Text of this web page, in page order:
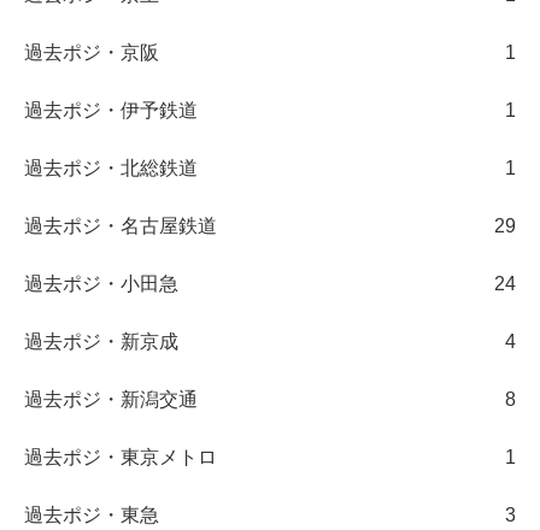
過去ポジ・京阪 1
過去ポジ・伊予鉄道 1
過去ポジ・北総鉄道 1
過去ポジ・名古屋鉄道 29
過去ポジ・小田急 24
過去ポジ・新京成 4
過去ポジ・新潟交通 8
過去ポジ・東京メトロ 1
過去ポジ・東急 3